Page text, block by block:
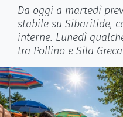
Da oggi a martedì
stabile su Sibaritide,
interne. Lunedì
tra Pollino e Sila Greca